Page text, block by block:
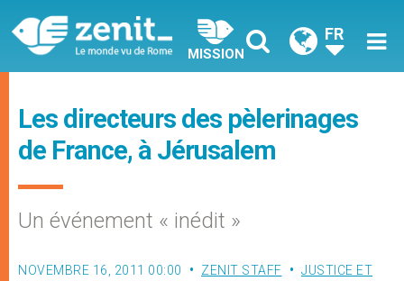
MISSION
FR
Les directeurs des pèlerinages
de France, à Jérusalem
Un événement « inédit »
NOVEMBRE 16, 2011 00:00 ZENIT STAFF
JUSTICE ET